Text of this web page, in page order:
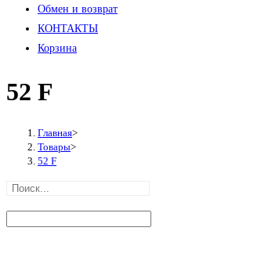
Обмен и возврат
КОНТАКТЫ
Корзина
52 F
Главная>
Товары>
52 F